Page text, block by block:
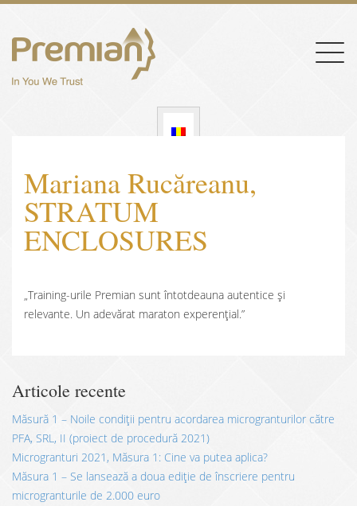
Mariana Rucăreanu,
STRATUM
ENCLOSURES
„Training-urile Premian sunt întotdeauna autentice și
relevante. Un adevărat maraton experențial.”
Articole recente
Măsură 1 – Noile condiții pentru acordarea microgranturilor către
PFA, SRL, II (proiect de procedură 2021)
Microgranturi 2021, Măsura 1: Cine va putea aplica?
Măsura 1 – Se lansează a doua ediție de înscriere pentru
microgranturile de 2.000 euro